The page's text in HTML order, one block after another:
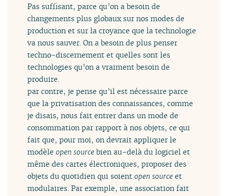
Pas suffisant, parce qu’on a besoin de
changements plus globaux sur nos modes de
production et sur la croyance que la technologie
va nous sauver. On a besoin de plus penser
techno-discernement et quelles sont les
technologies qu’on a vraiment besoin de
produire.
par contre, je pense qu’il est nécessaire parce
que la privatisation des connaissances, comme
je disais, nous fait entrer dans un mode de
consommation par rapport à nos objets, ce qui
fait que, pour moi, on devrait appliquer le
modèleopen source bien au-delà du logiciel et
même des cartes électroniques, proposer des
objets du quotidien qui soientopen source et
modulaires. Par exemple, une association fait